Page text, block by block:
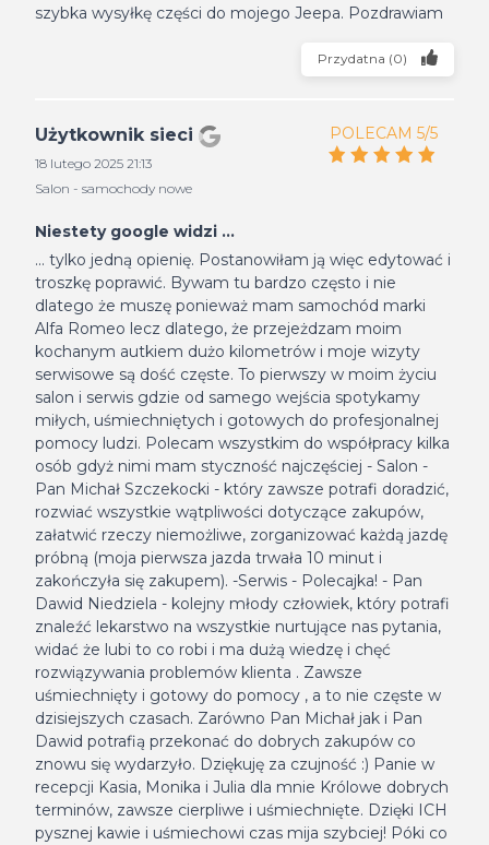
szybka wysyłkę części do mojego Jeepa. Pozdrawiam
Przydatna (0)
Użytkownik sieci
18 lutego 2025 21:13
Salon - samochody nowe
POLECAM 5/5
Niestety google widzi ...
... tylko jedną opienię. Postanowiłam ją więc edytować i
troszkę poprawić. Bywam tu bardzo często i nie
dlatego że muszę ponieważ mam samochód marki
Alfa Romeo lecz dlatego, że przejeżdzam moim
kochanym autkiem dużo kilometrów i moje wizyty
serwisowe są dość częste. To pierwszy w moim życiu
salon i serwis gdzie od samego wejścia spotykamy
miłych, uśmiechniętych i gotowych do profesjonalnej
pomocy ludzi. Polecam wszystkim do współpracy kilka
osób gdyż nimi mam styczność najczęściej - Salon -
Pan Michał Szczekocki - który zawsze potrafi doradzić,
rozwiać wszystkie wątpliwości dotyczące zakupów,
załatwić rzeczy niemożliwe, zorganizować każdą jazdę
próbną (moja pierwsza jazda trwała 10 minut i
zakończyła się zakupem). -Serwis - Polecajka! - Pan
Dawid Niedziela - kolejny młody człowiek, który potrafi
znaleźć lekarstwo na wszystkie nurtujące nas pytania,
widać że lubi to co robi i ma dużą wiedzę i chęć
rozwiązywania problemów klienta . Zawsze
uśmiechnięty i gotowy do pomocy , a to nie częste w
dzisiejszych czasach. Zarówno Pan Michał jak i Pan
Dawid potrafią przekonać do dobrych zakupów co
znowu się wydarzyło. Dziękuję za czujność :) Panie w
recepcji Kasia, Monika i Julia dla mnie Królowe dobrych
terminów, zawsze cierpliwe i uśmiechnięte. Dzięki ICH
pysznej kawie i uśmiechowi czas mija szybciej! Póki co